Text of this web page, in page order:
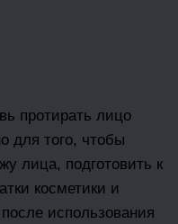
протирать лицо
для того, чтобы
лица, подготовить к
косметики и
использования